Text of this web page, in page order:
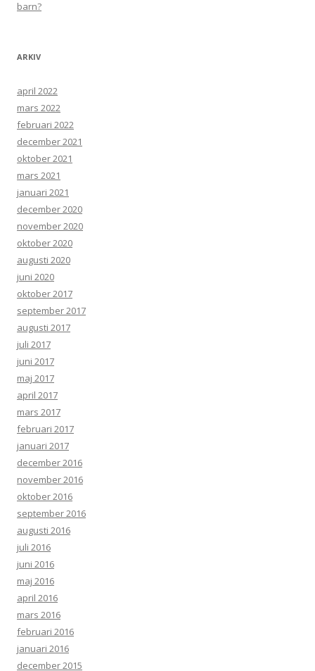
barn?
ARKIV
april 2022
mars 2022
februari 2022
december 2021
oktober 2021
mars 2021
januari 2021
december 2020
november 2020
oktober 2020
augusti 2020
juni 2020
oktober 2017
september 2017
augusti 2017
juli 2017
juni 2017
maj 2017
april 2017
mars 2017
februari 2017
januari 2017
december 2016
november 2016
oktober 2016
september 2016
augusti 2016
juli 2016
juni 2016
maj 2016
april 2016
mars 2016
februari 2016
januari 2016
december 2015